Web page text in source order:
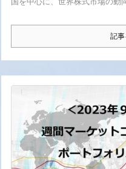
記